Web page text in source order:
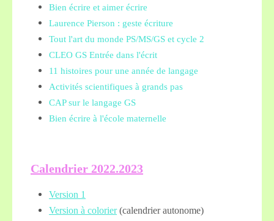
Bien écrire et aimer écrire
Laurence Pierson : geste écriture
Tout l'art du monde PS/MS/GS et cycle 2
CLEO GS Entrée dans l'écrit
11 histoires pour une année de langage
Activités scientifiques à grands pas
CAP sur le langage GS
Bien écrire à l'école maternelle
Calendrier 2022.2023
Version 1
Version à colorier(calendrier autonome)